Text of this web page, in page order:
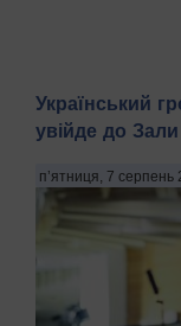
Український
увійде до
п’ятниця, 7 серпень